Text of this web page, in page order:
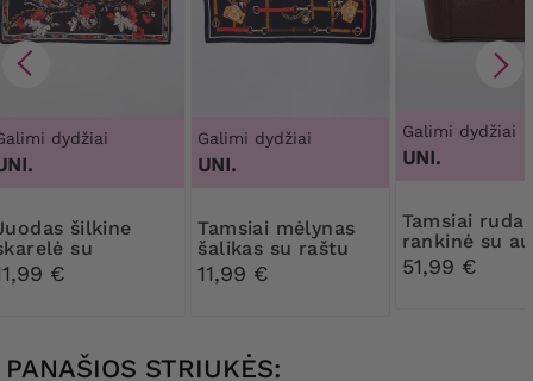
dydžiai
su
raštais
€
Galimi dydžiai
UNI.
Tamsiai mėlynas
šalikas su raštu
11,99 €
Galimi dydžiai
UNI.
Tamsiai ruda
rankinė su
spalvos
51,99 €
PANAŠIOS STRIUKĖS: